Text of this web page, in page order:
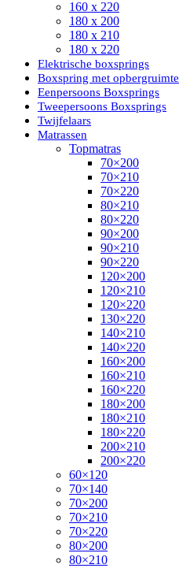
160 x 220
180 x 200
180 x 210
180 x 220
Elektrische boxsprings
Boxspring met opbergruimte
Eenpersoons Boxsprings
Tweepersoons Boxsprings
Twijfelaars
Matrassen
Topmatras
70×200
70×210
70×220
80×210
80×220
90×200
90×210
90×220
120×200
120×210
120×220
130×220
140×210
140×220
160×200
160×210
160×220
180×200
180×210
180×220
200×210
200×220
60×120
70×140
70×200
70×210
70×220
80×200
80×210